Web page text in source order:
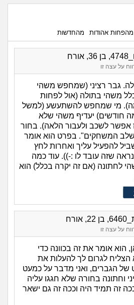
מהפחות אהודות מהחדשות
על עצה זו
גבר רציני (שמחפש משהי
משהי בתולה (אול לפחות
מי שמחפש להשתעשע (למשל
חודשים) יעדיף משהי שלא
אפשר לשכב ולעבור הלאה). בחור
המשחקים". בפרט הוא אומר
להפעיל עליך ואחרות לחץ
שזה עובד לו :-)). עוד כמה
לחתונה (אם זה יקרה בכלל) הוא
על עצה זו
הוא אומר את זה בכוונה כדי
הצליח לגרום לך להעלות את
הגברים, ואני מדבר על כמעט
וחתונה בחורה שלא חגגו עליה
זה תמיד היה וככה זה גם ישאר